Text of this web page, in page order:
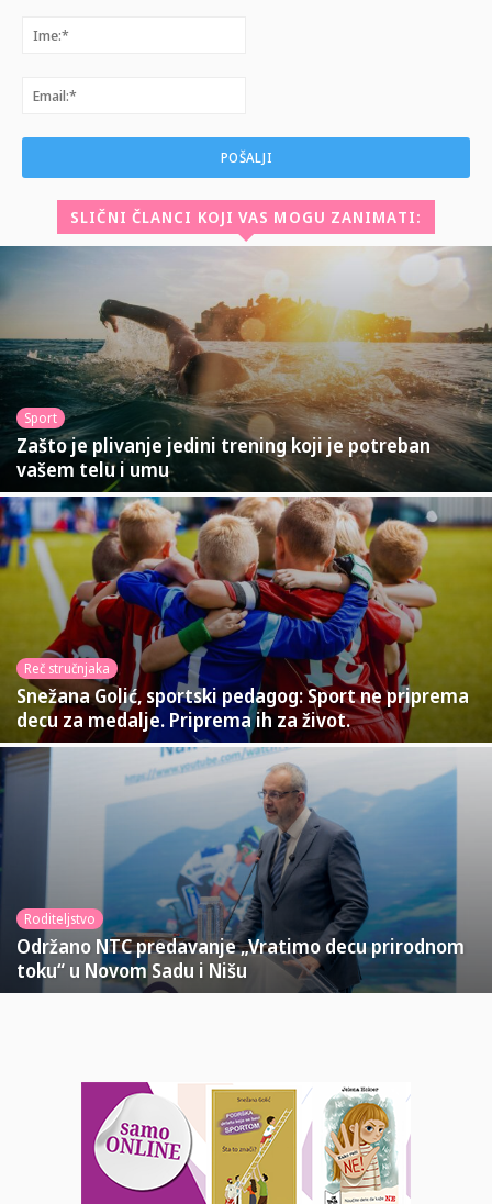
SLIČNI ČLANCI KOJI VAS MOGU ZANIMATI:
Sport
Zašto je plivanje jedini trening koji je potreban
vašem telu i umu
Reč stručnjaka
Snežana Golić, sportski pedagog: Sport ne priprema
decu za medalje. Priprema ih za život.
Roditeljstvo
Održano NTC predavanje „Vratimo decu prirodnom
toku“ u Novom Sadu i Nišu